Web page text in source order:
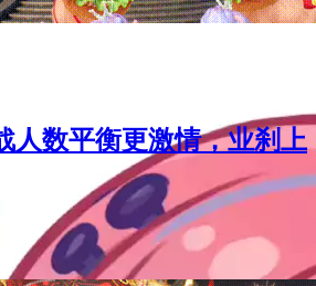
人数平衡更激情，业刹上